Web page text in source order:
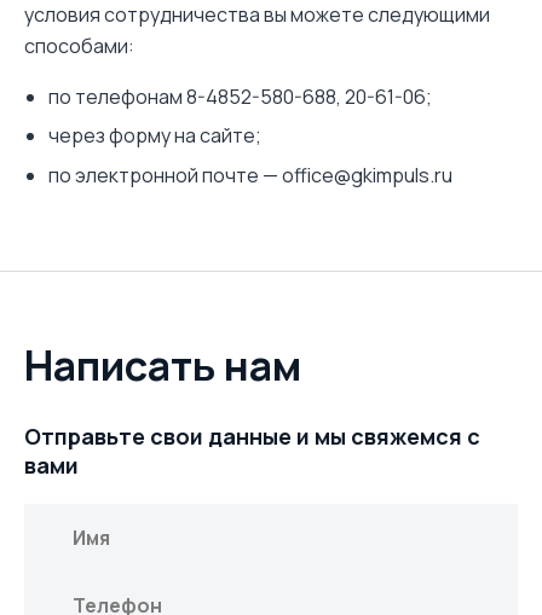
персональных данных и соглашаетесь c
условия сотрудничества вы можете следующими
способами:
по телефонам 8-4852-580-688, 20-61-06;
через форму на сайте;
по электронной почте — office@gkimpuls.ru
Написать нам
Отправьте свои данные и мы свяжемся с
вами